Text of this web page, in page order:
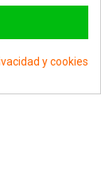

y cookies